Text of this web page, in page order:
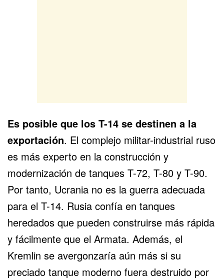
Es posible que los T-14 se destinen a la
exportación. El complejo militar-industrial ruso
es más experto en la construcción y
modernización de tanques T-72, T-80 y T-90.
Por tanto, Ucrania no es la guerra adecuada
para el T-14. Rusia confía en tanques
heredados que pueden construirse más rápida
y fácilmente que el Armata. Además, el
Kremlin se avergonzaría aún más si su
preciado tanque moderno fuera destruido por